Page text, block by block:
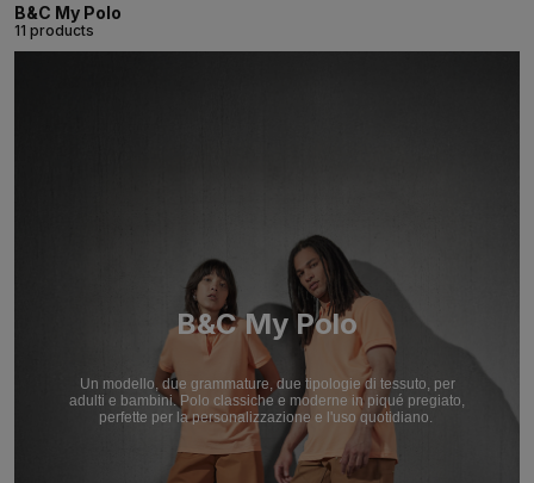
B&C My Polo
11 products
B&C My Polo
Un modello, due grammature, due tipologie di tessuto, per
adulti e bambini. Polo classiche e moderne in piqué pregiato,
perfette per la personalizzazione e l'uso quotidiano.